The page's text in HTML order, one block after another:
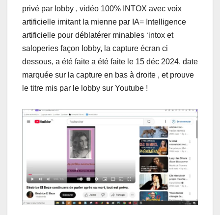
privé par lobby , vidéo 100% INTOX avec voix
artificielle imitant la mienne par IA= Intelligence
artificielle pour déblatérer minables ‘intox et
saloperies façon lobby, la capture écran ci
dessous, a été faite a été faite le 15 déc 2024, date
marquée sur la capture en bas à droite , et prouve
le titre mis par le lobby sur Youtube !